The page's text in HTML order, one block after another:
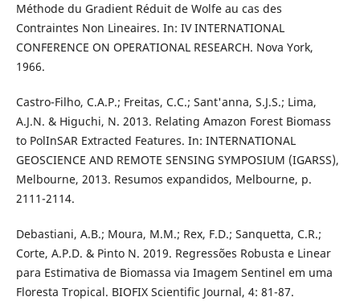
Méthode du Gradient Réduit de Wolfe au cas des
Contraintes Non Lineaires. In: IV INTERNATIONAL
CONFERENCE ON OPERATIONAL RESEARCH. Nova York,
1966.
Castro-Filho, C.A.P.; Freitas, C.C.; Sant'anna, S.J.S.; Lima,
A.J.N. & Higuchi, N. 2013. Relating Amazon Forest Biomass
to PolInSAR Extracted Features. In: INTERNATIONAL
GEOSCIENCE AND REMOTE SENSING SYMPOSIUM (IGARSS),
Melbourne, 2013. Resumos expandidos, Melbourne, p.
2111-2114.
Debastiani, A.B.; Moura, M.M.; Rex, F.D.; Sanquetta, C.R.;
Corte, A.P.D. & Pinto N. 2019. Regressões Robusta e Linear
para Estimativa de Biomassa via Imagem Sentinel em uma
Floresta Tropical. BIOFIX Scientific Journal, 4: 81-87.